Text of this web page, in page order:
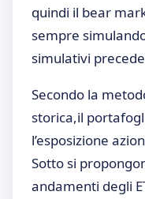
quindi il bear
sempre
simulativi
Secondo la
storica,il
l’esposizione
Sotto si
andamenti degli